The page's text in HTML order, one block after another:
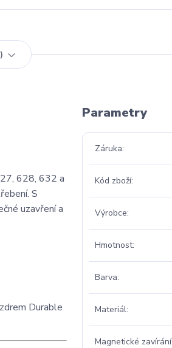
628, 632 a
S
uzavření a
Durable
Parametry
Záruka
Kód zboží
Výrobce
Hmotnost
Barva
Materiál
Magnetické zavírání